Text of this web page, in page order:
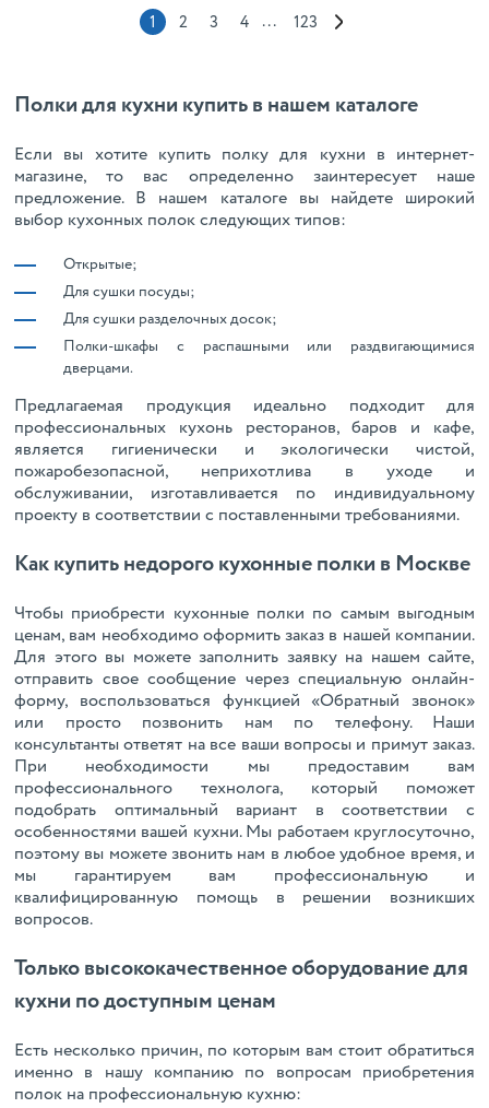
1 2 3 4 ... 123
Полки для кухни купить в нашем каталоге
Если вы хотите купить полку для кухни в интернет-
магазине, то вас определенно заинтересует наше
предложение. В нашем каталоге вы найдете широкий
выбор кухонных полок следующих типов:
Открытые;
Для сушки посуды;
Для сушки разделочных досок;
Полки-шкафы с распашными или раздвигающимися
дверцами.
Предлагаемая продукция идеально подходит для
профессиональных кухонь ресторанов, баров и кафе,
является гигиенически и экологически чистой,
пожаробезопасной, неприхотлива в уходе и
обслуживании, изготавливается по индивидуальному
проекту в соответствии с поставленными требованиями.
Как купить недорого кухонные полки в Москве
Чтобы приобрести кухонные полки по самым выгодным
ценам, вам необходимо оформить заказ в нашей компании.
Для этого вы можете заполнить заявку на нашем сайте,
отправить свое сообщение через специальную онлайн-
форму, воспользоваться функцией «Обратный звонок»
или просто позвонить нам по телефону. Наши
консультанты ответят на все ваши вопросы и примут заказ.
При необходимости мы предоставим вам
профессионального технолога, который поможет
подобрать оптимальный вариант в соответствии с
особенностями вашей кухни. Мы работаем круглосуточно,
поэтому вы можете звонить нам в любое удобное время, и
мы гарантируем вам профессиональную и
квалифицированную помощь в решении возникших
вопросов.
Только высококачественное оборудование для
кухни по доступным ценам
Есть несколько причин, по которым вам стоит обратиться
именно в нашу компанию по вопросам приобретения
полок на профессиональную кухню: